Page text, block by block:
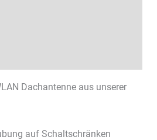
Dachantenne aus unserer
auf Schaltschränken